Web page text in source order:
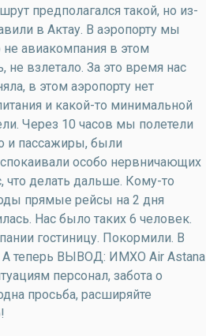
предполагался такой, но из-
в Актау. В аэропорту мы
авиакомпания в этом
взлетало. За это время нас
в этом аэропорту нет
и какой-то минимальной
Через 10 часов мы полетели
и пассажиры, были
особо нервничающих
что делать дальше. Кому-то
прямые рейсы на 2 дня
Нас было таких 6 человек.
гостиницу. Покормили. В
А теперь ВЫВОД: ИМХО Air Astana
персонал, забота о
просьба, расширяйте